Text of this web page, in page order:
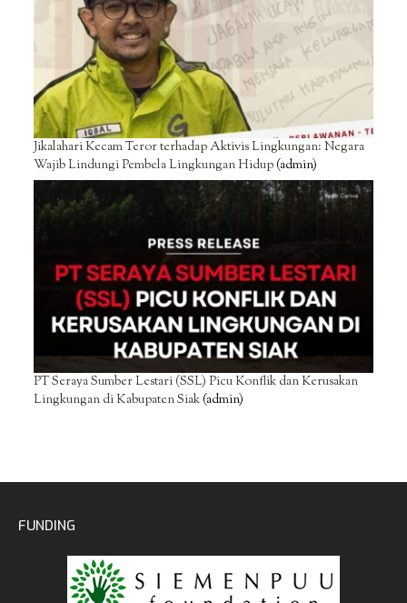
Jikalahari Kecam Teror terhadap Aktivis Lingkungan: Negara
Wajib Lindungi Pembela Lingkungan Hidup(admin)
PT Seraya Sumber Lestari (SSL) Picu Konflik dan Kerusakan
Lingkungan di Kabupaten Siak(admin)
FUNDING